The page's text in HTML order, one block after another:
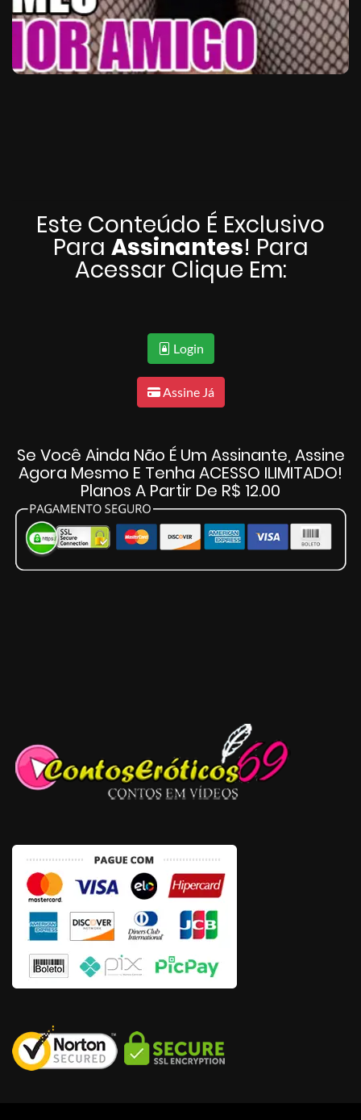
Este Conteúdo É Exclusivo
Para Assinantes! Para
Acessar Clique Em:
Login
Assine Já
Se Você Ainda Não É Um Assinante, Assine
Agora Mesmo E Tenha ACESSO ILIMITADO!
Planos A Partir De R$ 12.00